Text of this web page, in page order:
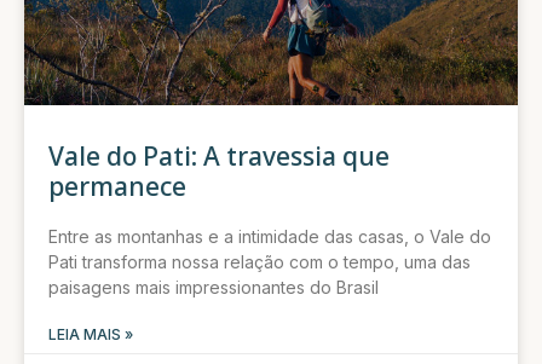
Vale do Pati: A travessia que
permanece
Entre as montanhas e a intimidade das casas, o Vale do
Pati transforma nossa relação com o tempo, uma das
paisagens mais impressionantes do Brasil
LEIA MAIS »